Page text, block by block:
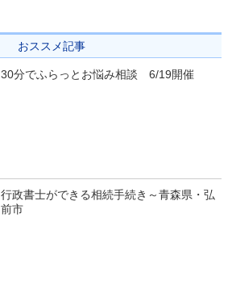
おススメ記事
30分でふらっとお悩み相談 6/19開催
行政書士ができる相続手続き～青森県・弘
前市